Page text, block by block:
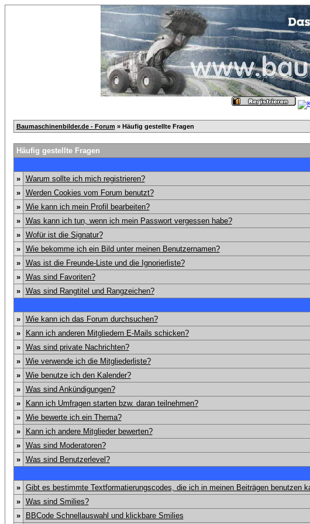
Baumaschinenbilder.de - Forum » Häufig gestellte Fragen
Häufig gestellte Fragen
»
Warum sollte ich mich registrieren?
»
Werden Cookies vom Forum benutzt?
»
Wie kann ich mein Profil bearbeiten?
»
Was kann ich tun, wenn ich mein Passwort vergessen habe?
»
Wofür ist die Signatur?
»
Wie bekomme ich ein Bild unter meinen Benutzernamen?
»
Was ist die Freunde-Liste und die Ignorierliste?
»
Was sind Favoriten?
»
Was sind Rangtitel und Rangzeichen?
»
Wie kann ich das Forum durchsuchen?
»
Kann ich anderen Mitgliedern E-Mails schicken?
»
Was sind private Nachrichten?
»
Wie verwende ich die Mitgliederliste?
»
Wie benutze ich den Kalender?
»
Was sind Ankündigungen?
»
Kann ich Umfragen starten bzw. daran teilnehmen?
»
Wie bewerte ich ein Thema?
»
Kann ich andere Mitglieder bewerten?
»
Was sind Moderatoren?
»
Was sind Benutzerlevel?
»
Gibt es bestimmte Textformatierungscodes, die ich in meinen Beiträgen benutzen
»
Was sind Smilies?
»
BBCode Schnellauswahl und klickbare Smilies